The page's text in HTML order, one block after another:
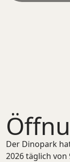
Der Dinopark
2026 täglich